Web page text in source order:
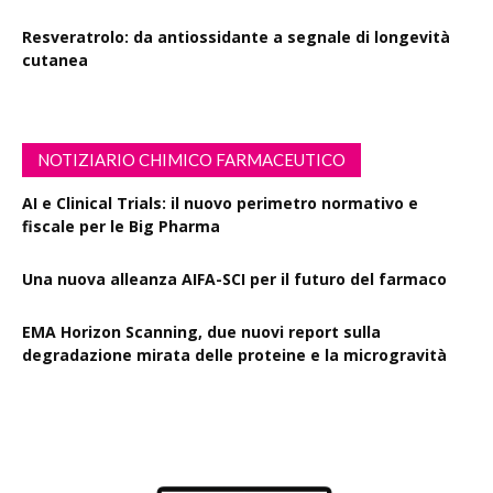
Resveratrolo: da antiossidante a segnale di longevità
cutanea
NOTIZIARIO CHIMICO FARMACEUTICO
AI e Clinical Trials: il nuovo perimetro normativo e
fiscale per le Big Pharma
Una nuova alleanza AIFA-SCI per il futuro del farmaco
EMA Horizon Scanning, due nuovi report sulla
degradazione mirata delle proteine e la microgravità